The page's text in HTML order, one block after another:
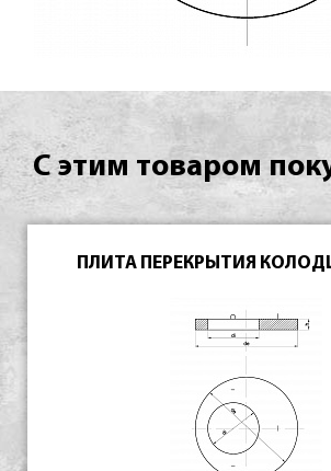
С этим товаром
ПЛИТА ПЕРЕКРЫТИЯ